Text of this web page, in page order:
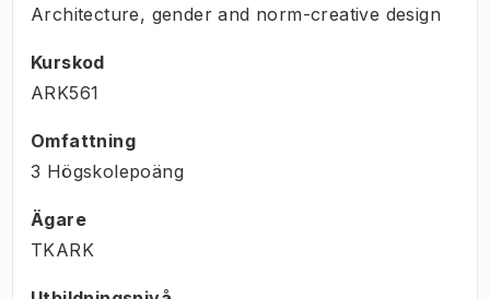
Architecture, gender and norm-creative design
Kurskod
ARK561
Omfattning
3 Högskolepoäng
Ägare
TKARK